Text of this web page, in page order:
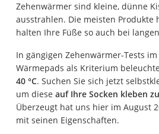
Zehenwärmer sind kleine, dünne
ausstrahlen. Die meisten Produkte
halten Ihre Füße so auch bei
In gängigen Zehenwärmer-Tests
Wärmepads als Kriterium
40 °C. Suchen Sie sich jetzt
um diese auf Ihre Socken kleben
Überzeugt hat uns hier im August
mit seinen Eigenschaften.